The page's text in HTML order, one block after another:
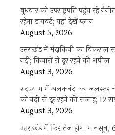
बुधवार को उपराष्ट्रपति पहुंच रहे
रहेगा डायवर्ट; यहां देखें प्‍लान
August 5, 2026
उत्तराखंड में मंदाकिनी का विकराल
नदी; किनारों से दूर रहने की अपील
August 3, 2026
रुद्रप्रयाग में अलकनंदा का जलस्तर
को नदी से दूर रहने की सलाह; 12
August 3, 2026
उत्तराखंड में फिर तेज होगा मानसून,